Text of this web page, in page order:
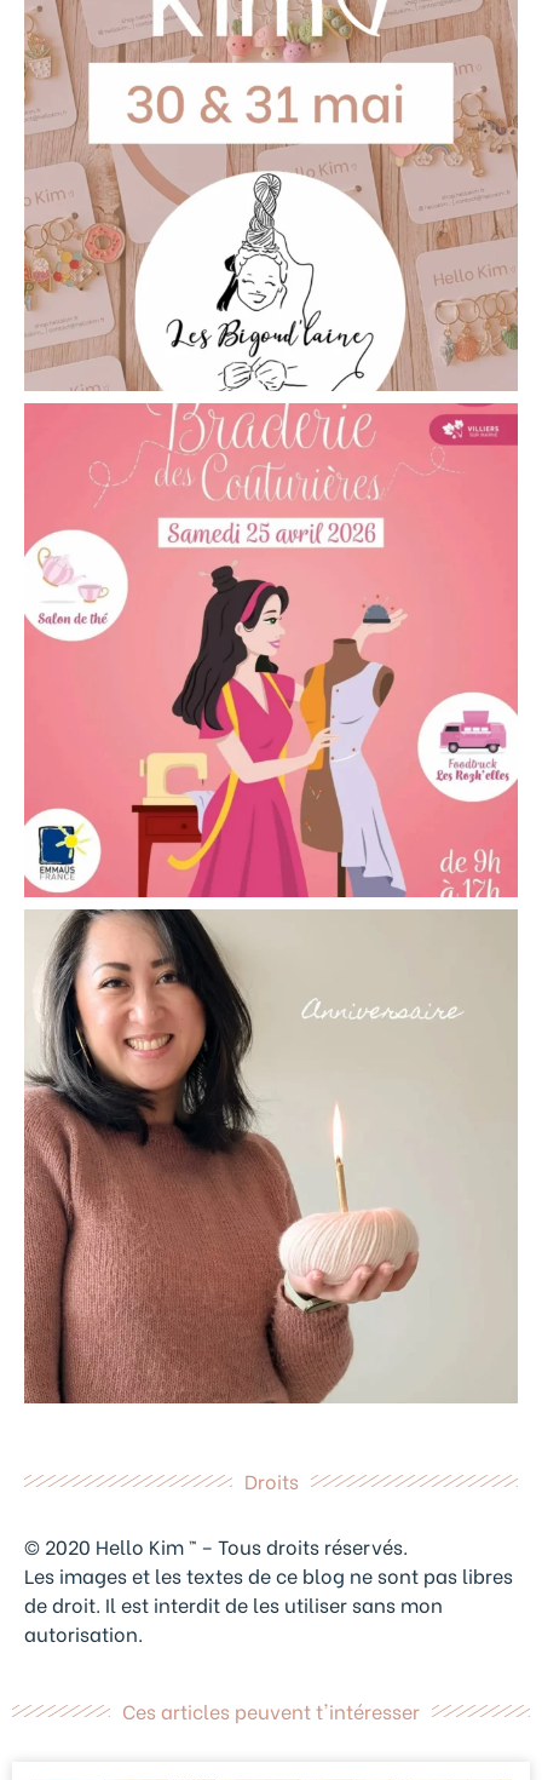
Droits
© 2020 Hello Kim ™ – Tous droits réservés.
Les images et les textes de ce blog ne sont pas libres
de droit. Il est interdit de les utiliser sans mon
autorisation.
Ces articles peuvent t'intéresser